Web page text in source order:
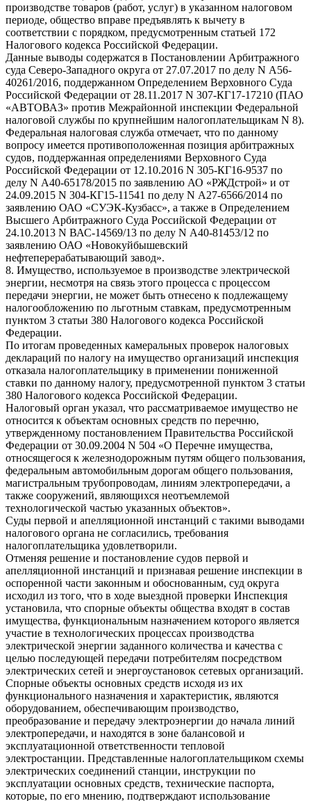
производстве товаров (работ, услуг) в указанном налоговом
периоде, общество вправе предъявлять к вычету в
соответствии с порядком, предусмотренным статьей 172
Налогового кодекса Российской Федерации.
Данные выводы содержатся в Постановлении Арбитражного
суда Северо-Западного округа от 27.07.2017 по делу N А56-
40261/2016, поддержанном Определением Верховного Суда
Российской Федерации от 28.11.2017 N 307-КГ17-17210 (ПАО
«АВТОВАЗ» против Межрайонной инспекции Федеральной
налоговой службы по крупнейшим налогоплательщикам N 8).
Федеральная налоговая служба отмечает, что по данному
вопросу имеется противоположенная позиция арбитражных
судов, поддержанная определениями Верховного Суда
Российской Федерации от 12.10.2016 N 305-КГ16-9537 по
делу N А40-65178/2015 по заявлению АО «РЖДстрой» и от
24.09.2015 N 304-КГ15-11541 по делу N А27-6566/2014 по
заявлению ОАО «СУЭК-Кузбасс», а также в Определением
Высшего Арбитражного Суда Российской Федерации от
24.10.2013 N ВАС-14569/13 по делу N А40-81453/12 по
заявлению ОАО «Новокуйбышевский
нефтеперерабатывающий завод».
8. Имущество, используемое в производстве электрической
энергии, несмотря на связь этого процесса с процессом
передачи энергии, не может быть отнесено к подлежащему
налогообложению по льготным ставкам, предусмотренным
пунктом 3 статьи 380 Налогового кодекса Российской
Федерации.
По итогам проведенных камеральных проверок налоговых
деклараций по налогу на имущество организаций инспекция
отказала налогоплательщику в применении пониженной
ставки по данному налогу, предусмотренной пунктом 3 статьи
380 Налогового кодекса Российской Федерации.
Налоговый орган указал, что рассматриваемое имущество не
относится к объектам основных средств по перечню,
утвержденному постановлением Правительства Российской
Федерации от 30.09.2004 N 504 «О Перечне имущества,
относящегося к железнодорожным путям общего пользования,
федеральным автомобильным дорогам общего пользования,
магистральным трубопроводам, линиям электропередачи, а
также сооружений, являющихся неотъемлемой
технологической частью указанных объектов».
Суды первой и апелляционной инстанций с такими выводами
налогового органа не согласились, требования
налогоплательщика удовлетворили.
Отменяя решение и постановление судов первой и
апелляционной инстанций и признавая решение инспекции в
оспоренной части законным и обоснованным, суд округа
исходил из того, что в ходе выездной проверки Инспекция
установила, что спорные объекты общества входят в состав
имущества, функциональным назначением которого является
участие в технологических процессах производства
электрической энергии заданного количества и качества с
целью последующей передачи потребителям посредством
электрических сетей и энергоустановок сетевых организаций.
Спорные объекты основных средств исходя из их
функционального назначения и характеристик, являются
оборудованием, обеспечивающим производство,
преобразование и передачу электроэнергии до начала линий
электропередачи, и находятся в зоне балансовой и
эксплуатационной ответственности тепловой
электростанции. Представленные налогоплательщиком схемы
электрических соединений станции, инструкции по
эксплуатации основных средств, технические паспорта,
которые, по его мнению, подтверждают использование